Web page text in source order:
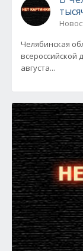
Челябинская
всероссийской
августа...